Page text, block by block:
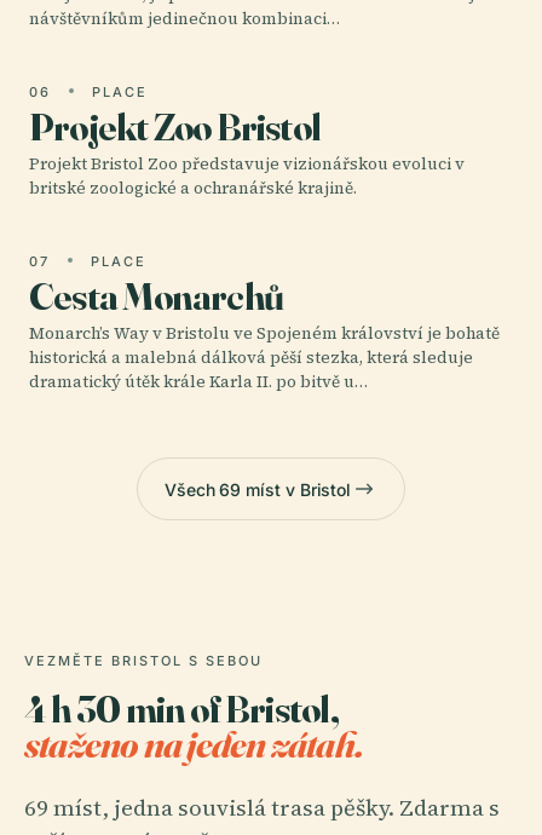
návštěvníkům jedinečnou kombinaci…
06 PLACE
Projekt Zoo Bristol
Projekt Bristol Zoo představuje vizionářskou evoluci v
britské zoologické a ochranářské krajině.
07 PLACE
Cesta Monarchů
Monarch’s Way v Bristolu ve Spojeném království je bohatě
historická a malebná dálková pěší stezka, která sleduje
dramatický útěk krále Karla II. po bitvě u…
Všech 69 míst v Bristol
VEZMĚTE BRISTOL S SEBOU
4 h 30 min of Bristol,
staženo na jeden zátah.
69 míst, jedna souvislá trasa pěšky. Zdarma s